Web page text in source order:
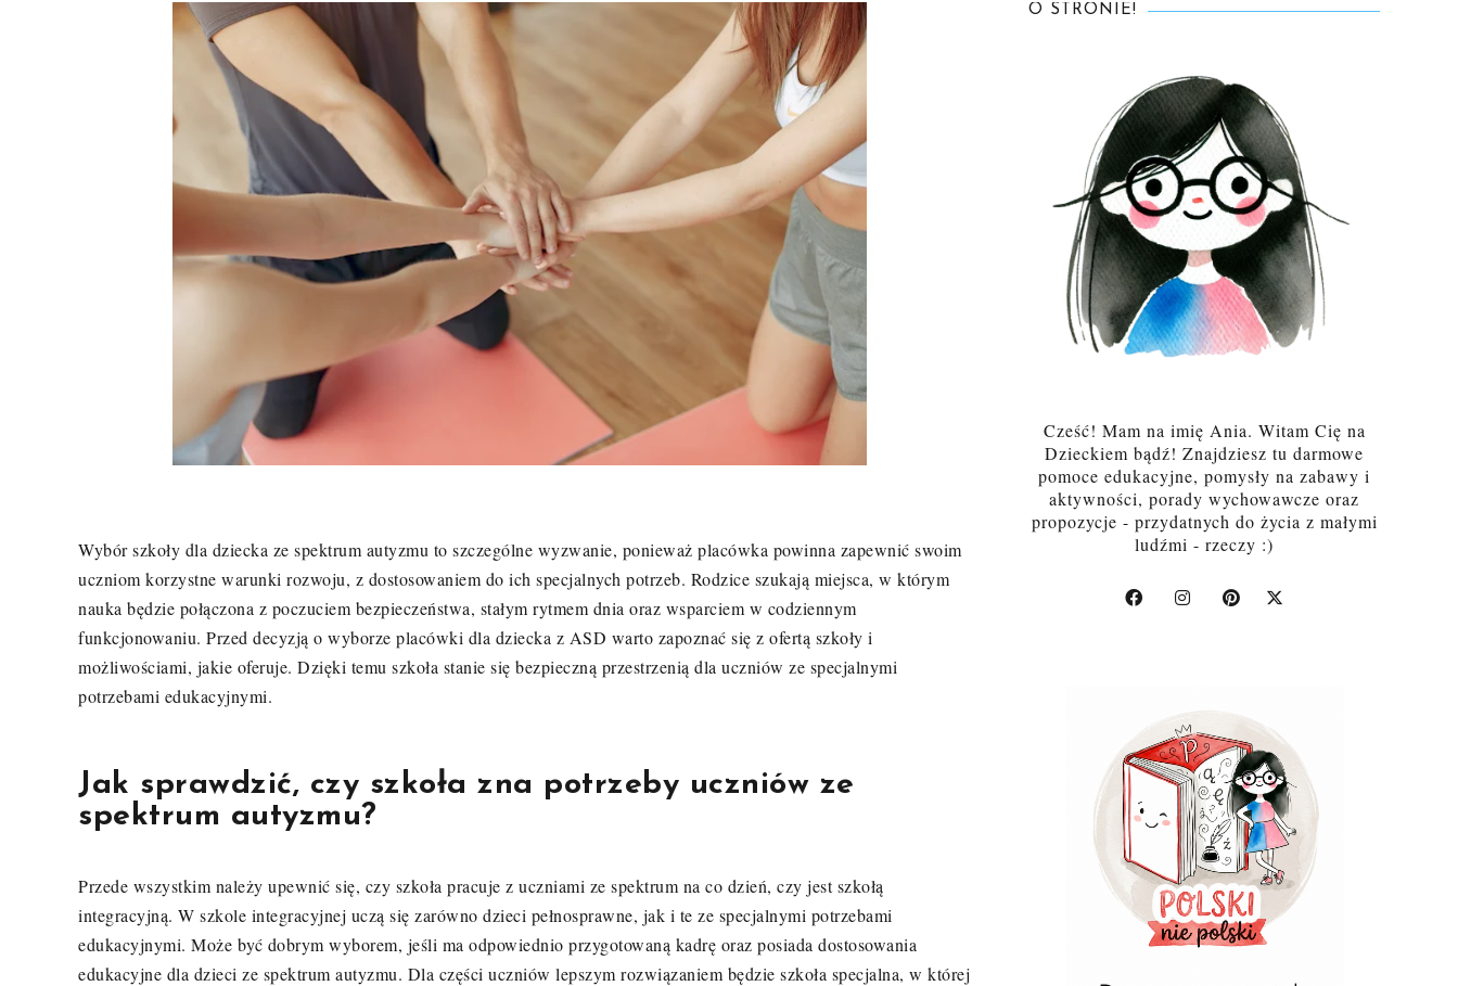
Wybór szkoły dla dziecka ze spektrum autyzmu to szczególne wyzwanie, ponieważ placówka powinna zapewnić swoim
uczniom korzystne warunki rozwoju, z dostosowaniem do ich specjalnych potrzeb. Rodzice szukają miejsca, w którym
nauka będzie połączona z poczuciem bezpieczeństwa, stałym rytmem dnia oraz wsparciem w codziennym
funkcjonowaniu. Przed decyzją o wyborze placówki dla dziecka z ASD warto zapoznać się z ofertą szkoły i
możliwościami, jakie oferuje. Dzięki temu szkoła stanie się bezpieczną przestrzenią dla uczniów ze specjalnymi
potrzebami edukacyjnymi.
Jak sprawdzić, czy szkoła zna potrzeby uczniów ze
spektrum autyzmu?
Przede wszystkim należy upewnić się, czy szkoła pracuje z uczniami ze spektrum na co dzień, czy jest szkołą
integracyjną. W szkole integracyjnej uczą się zarówno dzieci pełnosprawne, jak i te ze specjalnymi potrzebami
edukacyjnymi. Może być dobrym wyborem, jeśli ma odpowiednio przygotowaną kadrę oraz posiada dostosowania
edukacyjne dla dzieci ze spektrum autyzmu. Dla części uczniów lepszym rozwiązaniem będzie szkoła specjalna, w której
O STRONIE!
Cześć! Mam na imię Ania. Witam Cię na
Dzieckiem bądź! Znajdziesz tu darmowe
pomoce edukacyjne, pomysły na zabawy i
aktywności, porady wychowawcze oraz
propozycje - przydatnych do życia z małymi
ludźmi - rzeczy :)